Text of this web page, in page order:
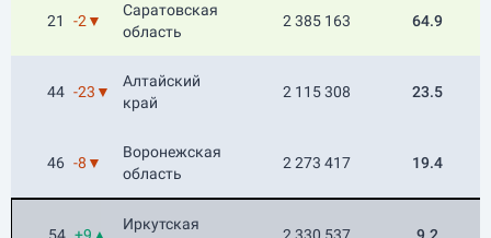
21 -2▼
Саратовская
область
2 385 163 64.9
44 -23▼
Алтайский
край
2 115 308 23.5
46 -8▼
Воронежская
область
2 273 417 19.4
Иркутская